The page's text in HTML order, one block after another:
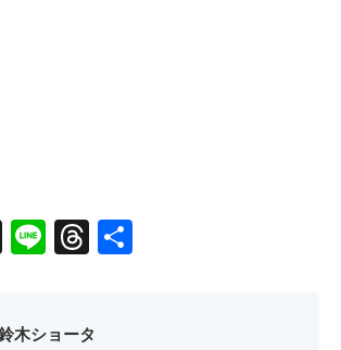
X LineThreads
木ショータ